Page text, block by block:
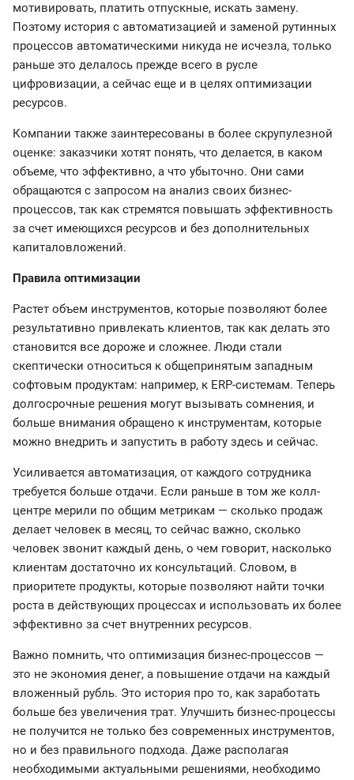
мотивировать, платить отпускные, искать замену.
Поэтому история с автоматизацией и заменой рутинных
процессов автоматическими никуда не исчезла, только
раньше это делалось прежде всего в русле
цифровизации, а сейчас еще и в целях оптимизации
ресурсов.
Компании также заинтересованы в более скрупулезной
оценке: заказчики хотят понять, что делается, в каком
объеме, что эффективно, а что убыточно. Они сами
обращаются с запросом на анализ своих бизнес-
процессов, так как стремятся повышать эффективность
за счет имеющихся ресурсов и без дополнительных
капиталовложений.
Правила оптимизации
Растет объем инструментов, которые позволяют более
результативно привлекать клиентов, так как делать это
становится все дороже и сложнее. Люди стали
скептически относиться к общепринятым западным
софтовым продуктам: например, к ERP-системам. Теперь
долгосрочные решения могут вызывать сомнения, и
больше внимания обращено к инструментам, которые
можно внедрить и запустить в работу здесь и сейчас.
Усиливается автоматизация, от каждого сотрудника
требуется больше отдачи. Если раньше в том же колл-
центре мерили по общим метрикам — сколько продаж
делает человек в месяц, то сейчас важно, сколько
человек звонит каждый день, о чем говорит, насколько
клиентам достаточно их консультаций. Словом, в
приоритете продукты, которые позволяют найти точки
роста в действующих процессах и использовать их более
эффективно за счет внутренних ресурсов.
Важно помнить, что оптимизация бизнес-процессов —
это не экономия денег, а повышение отдачи на каждый
вложенный рубль. Это история про то, как заработать
больше без увеличения трат. Улучшить бизнес-процессы
не получится не только без современных инструментов,
но и без правильного подхода. Даже располагая
необходимыми актуальными решениями, необходимо